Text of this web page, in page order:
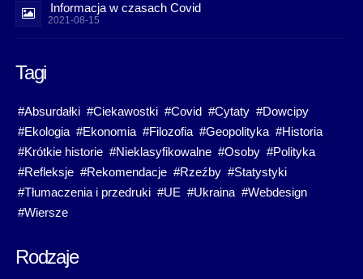
Informacja w czasach Covid
2021-08-15
Tagi
#Absurdałki #Ciekawostki #Covid #Cytaty #Dowcipy
#Ekologia #Ekonomia #Filozofia #Geopolityka #Historia
#Krótkie historie #Nieklasyfikowalne #Osoby #Polityka
#Refleksje #Rekomendacje #Rzeźby #Statystyki
#Tłumaczenia i przedruki #UE #Ukraina #Webdesign
#Wiersze
Rodzaje